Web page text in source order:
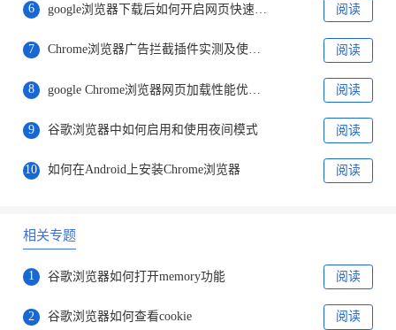
6 阅读
7 Chrome浏览器广告拦截插件实测及使用体验分析 阅读
8 google Chrome浏览器网页加载性能优化技巧 阅读
9 谷歌浏览器中如何启用和使用夜间模式 阅读
10 如何在Android上安装Chrome浏览器 阅读
相关专题
1 谷歌浏览器如何打开memory功能 阅读
2 谷歌浏览器如何查看cookie 阅读